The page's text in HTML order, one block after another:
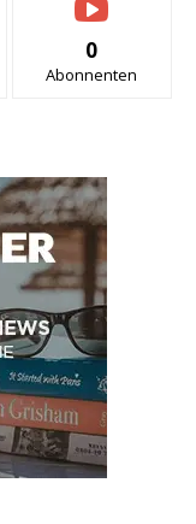
0
Abonnenten